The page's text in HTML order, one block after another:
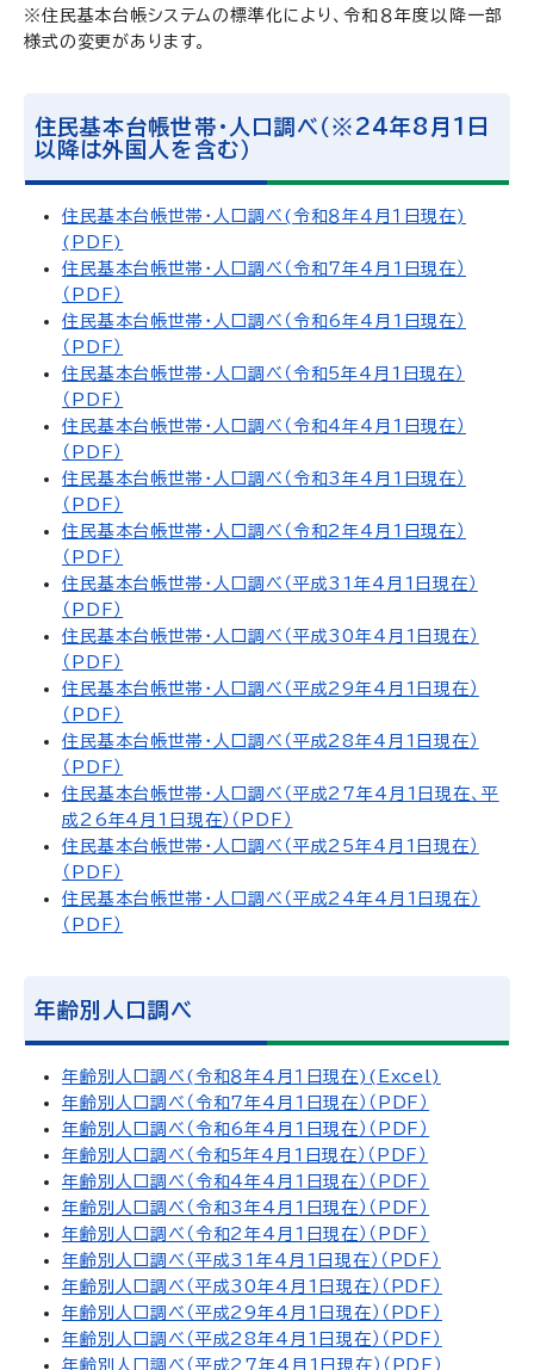
※住民基本台帳システムの標準化により、 令和８年度以降一部
様式の変更があります。
住民基本台帳世帯・人口調べ（※24年8月1日
以降は外国人を含む）
住民基本台帳世帯・人口調べ(令和８年４月１日現在)
(PDF)
住民基本台帳世帯・人口調べ（令和7年4月1日現在）
（PDF）
住民基本台帳世帯・人口調べ（令和6年4月1日現在）
（PDF）
住民基本台帳世帯・人口調べ（令和5年4月1日現在）
（PDF）
住民基本台帳世帯・人口調べ（令和4年4月1日現在）
（PDF）
住民基本台帳世帯・人口調べ（令和3年4月1日現在）
（PDF）
住民基本台帳世帯・人口調べ（令和2年4月1日現在）
（PDF）
住民基本台帳世帯・人口調べ（平成31年4月1日現在）
（PDF）
住民基本台帳世帯・人口調べ（平成30年4月1日現在）
（PDF）
住民基本台帳世帯・人口調べ（平成29年4月1日現在）
（PDF）
住民基本台帳世帯・人口調べ（平成28年4月1日現在）
（PDF）
住民基本台帳世帯・人口調べ（平成27年4月1日現在、平
成26年4月1日現在）（PDF）
住民基本台帳世帯・人口調べ（平成25年4月1日現在）
（PDF）
住民基本台帳世帯・人口調べ（平成24年4月1日現在）
（PDF）
年齢別人口調べ
年齢別人口調べ(令和８年４月１日現在)(Excel)
年齢別人口調べ（令和7年4月1日現在）（PDF）
年齢別人口調べ（令和6年4月1日現在）（PDF）
年齢別人口調べ（令和5年4月1日現在）（PDF）
年齢別人口調べ（令和4年4月1日現在）（PDF）
年齢別人口調べ（令和3年4月1日現在）（PDF）
年齢別人口調べ（令和2年4月1日現在）（PDF）
年齢別人口調べ（平成31年4月1日現在）（PDF）
年齢別人口調べ（平成30年4月1日現在）（PDF）
年齢別人口調べ（平成29年4月1日現在）（PDF）
年齢別人口調べ（平成28年4月1日現在）（PDF）
年齢別人口調べ（平成27年4月1日現在）（PDF）